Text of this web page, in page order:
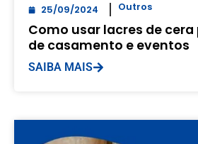
25/09/2024 Outros
Como usar lacres de
de casamento e eventos
SAIBA MAIS